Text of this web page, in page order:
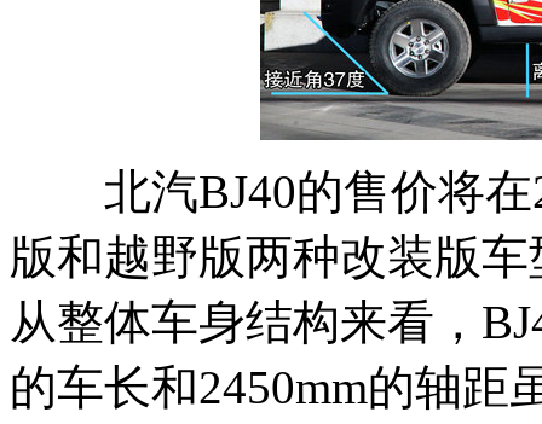
北汽BJ40的售价将在
版和越野版两种改装版
从整体车身结构来看，
的车长和2450mm的轴距